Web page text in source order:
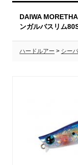
DAIWA
ンガルバスリム80S
ハードルアー > シー